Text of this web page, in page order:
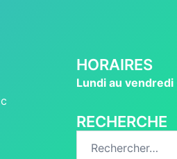
HORAIRES
Lundi au vendredi
RECHERCHE